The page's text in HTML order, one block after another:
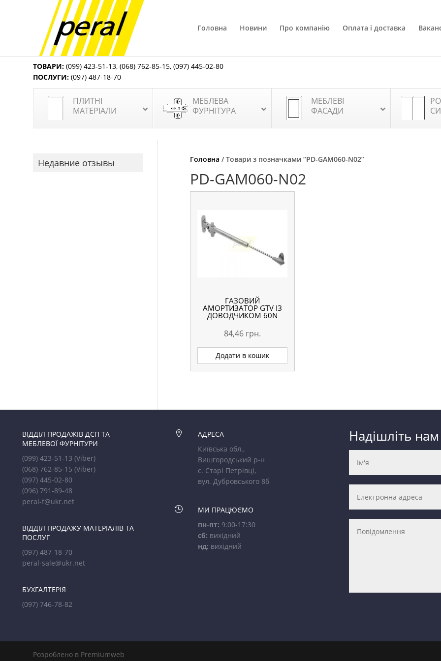
Головна Новини Про компанію Оплата і доставка
ТОВАРИ: (099) 423-51-13,(068) 762-85-15,(097) 445-02-80
ПОСЛУГИ: (097) 487-18-70
ПЛИТНІ
МАТЕРІАЛИ
МЕБЛЕВА
ФУРНІТУРА
МЕБЛЕВІ
ФАСАДИ
Головна / Товари з позначками “PD-GAM060-N02”
PD-GAM060-N02
ГАЗОВИЙ
АМОРТИЗАТОР GTV ІЗ
ДОВОДЧИКОМ 60N
84,46 грн.
Додати в кошик
Недавние отзывы
ВІДДІЛ ПРОДАЖІВ ДСП ТА
МЕБЛЕВОЇ ФУРНІТУРИ
(099) 423-51-13(Viber)
(068) 762-85-15(Viber)
(097) 445-02-80
(096) 791-89-48
peral-f@ukr.net
ВІДДІЛ ПРОДАЖУ МАТЕРІАЛІВ ТА
ПОСЛУГ
(097) 487-18-70
peral-sale@ukr.net
БУХГАЛТЕРІЯ
(097) 746-78-82

АДРЕСА
Київська обл.,
Вишгородський р-н
с. Старі Петрівці,
вул. Дубровського 8б

МИ ПРАЦЮЄМО
пн-пт: 9:00-17:30
сб: вихідний
нд: вихідний
Надішліть
Розроблено в Premiumweb